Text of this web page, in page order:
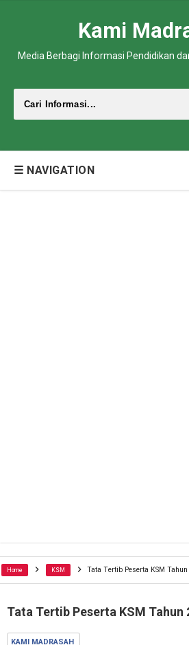
Kami
Media Berbagi Informasi Pendidikan
☰ NAVIGATION
Home KSM Tata Tertib Peserta KSM
Tata Tertib Peserta KSM Tahun
KAMI MADRASAH